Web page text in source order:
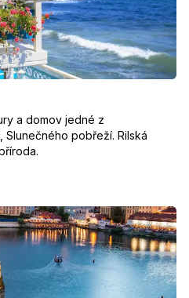
a domov jedné z
Slunečného pobřeží. Rilská